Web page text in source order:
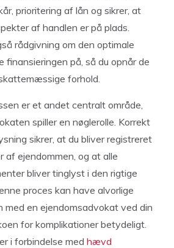
prioritering af lån og sikrer, at
af handlen er på plads.
rådgivning om den optimale
finansieringen på, så du opnår de
forhold.
er et andet centralt område,
spiller en nøglerolle. Korrekt
sikrer, at du bliver registreret
af ejendommen, og at alle
bliver tinglyst i den rigtige
proces kan have alvorlige
med en ejendomsadvokat ved din
for komplikationer betydeligt.
i forbindelse med hævd